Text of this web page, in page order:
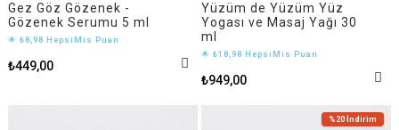
Gez Göz Gözenek -
Gözenek Serumu 5 ml
🌟 ₺8,98 HepsiMis Puan
₺449,00
Yüzüm de Yüzüm Yüz
Yogası ve Masaj Yağı 30
ml
🌟 ₺18,98 HepsiMis Puan
₺949,00
%20 İndirim